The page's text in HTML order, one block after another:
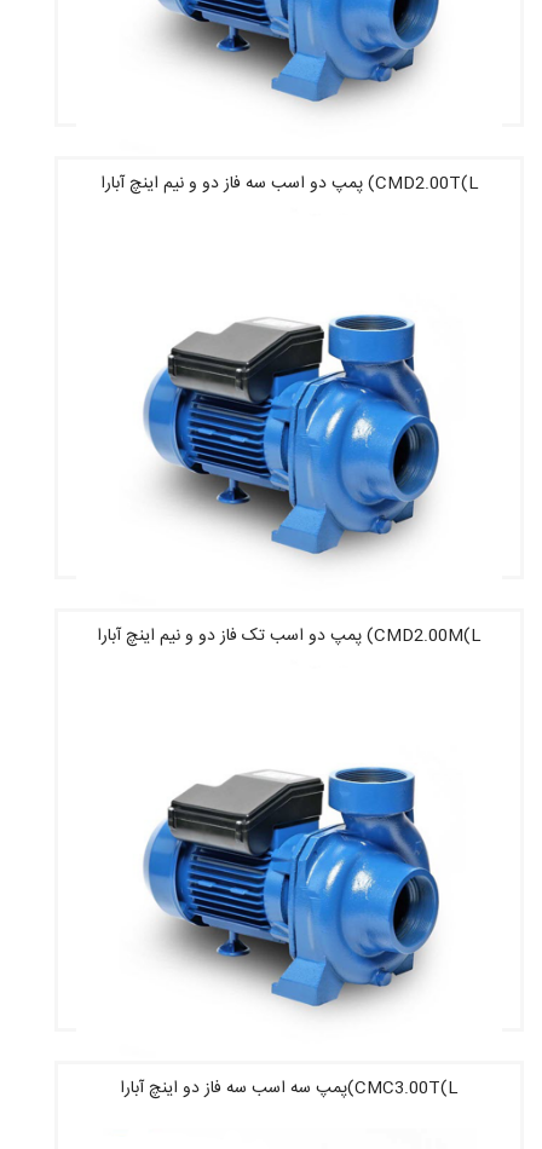
CMD2.00T(L) پمپ دو اسب سه فاز دو و نیم اینچ آبارا
CMD2.00M(L) پمپ دو اسب تک فاز دو و نیم اینچ آبارا
CMC3.00T(L)پمپ سه اسب سه فاز دو اینچ آبارا